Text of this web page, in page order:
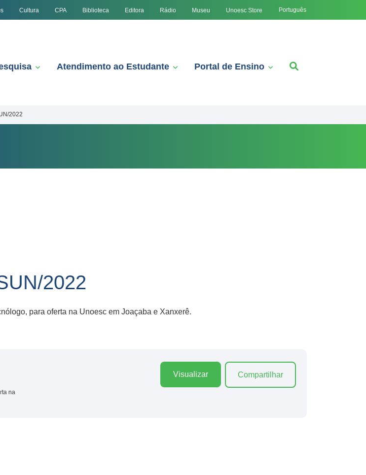
Cultura CPA Biblioteca Editora Rádio Museu Unoesc Store Português
Atendimento ao Estudante Portal de Ensino
2022
2022
para oferta na Unoesc em Joaçaba e Xanxerê.
na
Visualizar Compartilhar